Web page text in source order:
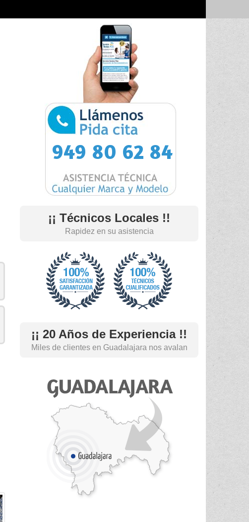
949 80 62 84
¡¡ Técnicos Locales !!
Rapidez en su asistencia
¡¡ 20 Años de Experiencia !!
Miles de clientes en Guadalajara nos avalan